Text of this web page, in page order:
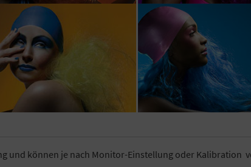
und können je nach Monitor-Einstellung oder Kalibration